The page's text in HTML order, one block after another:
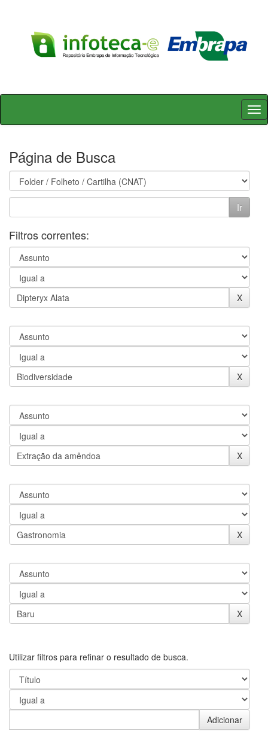
Skip
Página de Busca
Filtros correntes:
Utilizar filtros para refinar o resultado de busca.